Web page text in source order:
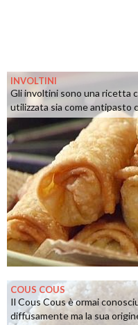
INVOLTINI
Gli involtini sono una ricetta
utilizzata sia come antipasto
COUS COUS
Il Cous Cous è ormai
diffusamente ma la sua